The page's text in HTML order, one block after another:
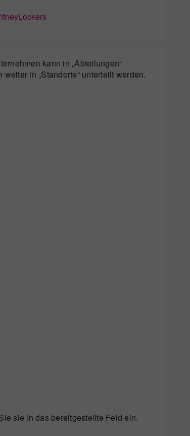
kann in „Abteilungen“
in „Standorte“ unterteilt werden.
sie in das bereitgestellte Feld ein.